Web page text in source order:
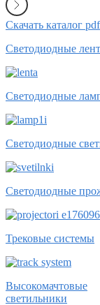
Скачать каталог pdf
Светодиодные
Светодиодные
Светодиодные
Светодиодные
Трековые системы
Высокомачтовые
светильники